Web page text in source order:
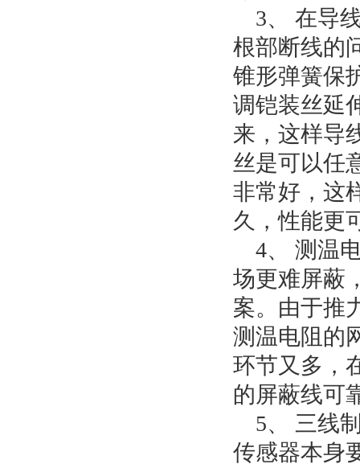
3、 在导
根部断线的
锥形弹簧保
调铠装丝延
来，这样导
丝是可以任
非常好，这
久，性能更
4、 测温
场更难屏蔽
案。由于推
测温电阻的
环节又多，
的屏蔽线可
5、 三线
传感器本身